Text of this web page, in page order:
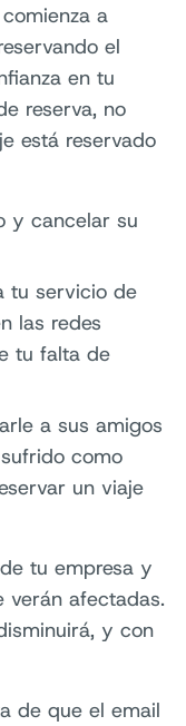
a
el
en tu
reserva, no
está reservado
y cancelar su
tu servicio de
las redes
tu falta de
a sus amigos
como
un viaje
tu empresa y
verán afectadas.
y con
de que el email